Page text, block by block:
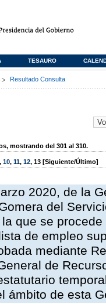
TESAURO
Resultado Consulta
mostrando del 301 al 310.
, 10, 11, 12, 13 [Siguiente/Último]
2020, de la
del
que se
de empleo
mediante
de
ámbito de esta